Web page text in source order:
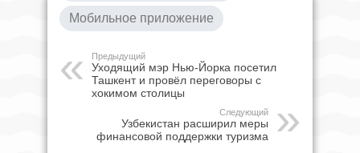
Мобильное приложение
Предыдущий
Уходящий мэр Нью-Йорка посетил
Ташкент и провёл переговоры с
хокимом столицы
Следующий
Узбекистан расширил меры
финансовой поддержки туризма